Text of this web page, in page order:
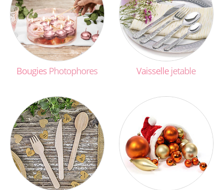
Bougies Photophores Vaisselle jetable